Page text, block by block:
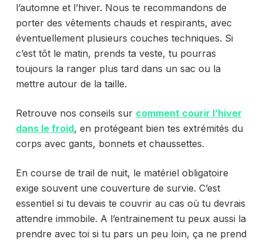
l’automne et l’hiver. Nous te recommandons de
porter des vêtements chauds et respirants, avec
éventuellement plusieurs couches techniques. Si
c’est tôt le matin, prends ta veste, tu pourras
toujours la ranger plus tard dans un sac ou la
mettre autour de la taille.
Retrouve nos conseils sur comment courir l’hiver
dans le froid, en protégeant bien tes extrémités du
corps avec gants, bonnets et chaussettes.
En course de trail de nuit, le matériel obligatoire
exige souvent une couverture de survie. C’est
essentiel si tu devais te couvrir au cas où tu devrais
attendre immobile. A l’entrainement tu peux aussi la
prendre avec toi si tu pars un peu loin, ça ne prend